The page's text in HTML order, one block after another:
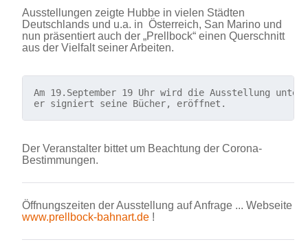
Ausstellungen zeigte Hubbe in vielen Städten
Deutschlands und u.a. in Österreich, San Marino und
nun präsentiert auch der „Prellbock“ einen Querschnitt
aus der Vielfalt seiner Arbeiten.
Am 19.September 19 Uhr wird die Ausstellung
er signiert seine Bücher, eröffnet.
Der Veranstalter bittet um Beachtung der Corona-
Bestimmungen.
Öffnungszeiten der Ausstellung auf Anfrage ... Webseite
www.prellbock-bahnart.de !